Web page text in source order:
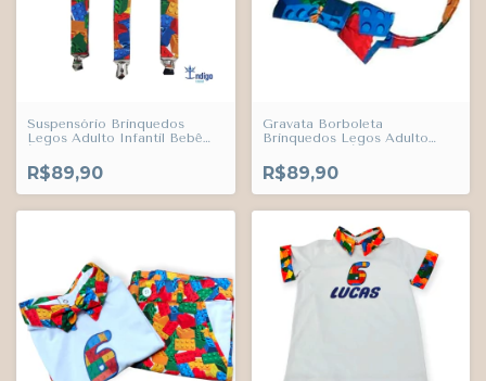
Suspensório Brinquedos
Legos Adulto Infantil Bebê
R$89,90
Gravata Borboleta
Brinquedos Legos Adulto
R$89,90